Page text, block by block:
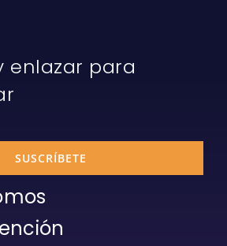
enlazar para
SUSCRÍBETE